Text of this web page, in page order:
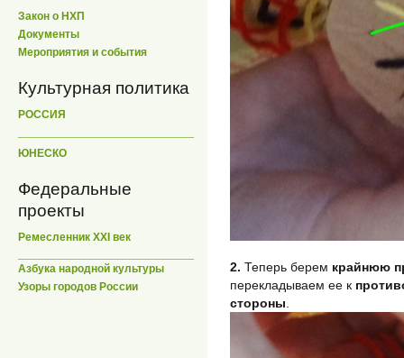
Закон о НХП
Документы
Мероприятия и события
Культурная политика
РОССИЯ
ЮНЕСКО
Федеральные
проекты
Ремесленник XXI век
Азбука народной культуры
Узоры городов России
2. Теперь берем крайнюю
перекладываем ее к
стороны.